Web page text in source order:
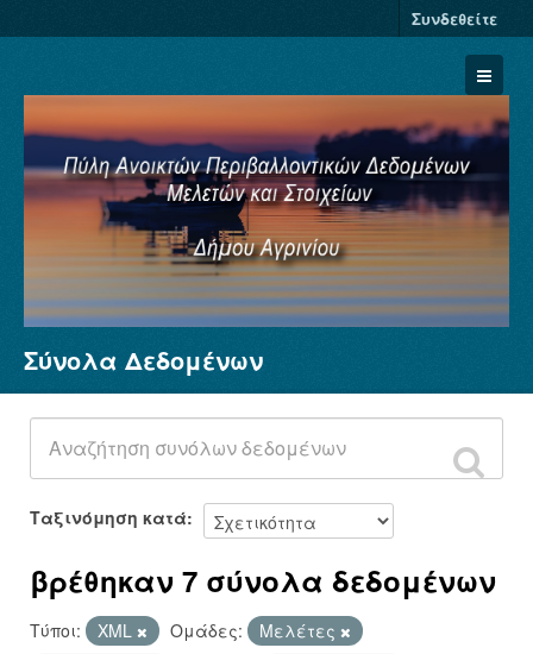
Συνδεθείτε
Σύνολα Δεδομένων
Φορείς
Ομάδες
Σχετικά
Σύνολα Δεδομένων
Ταξινόμηση κατά
βρέθηκαν 7 σύνολα δεδομένων
Τύποι: XML Ομάδες:
Μελέτες